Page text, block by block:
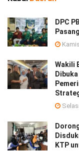
DPC
Wakili
KTP